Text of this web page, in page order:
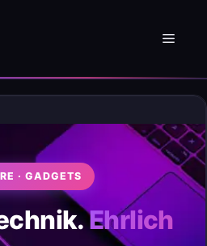
Menü
· GADGETS
Ehrlich